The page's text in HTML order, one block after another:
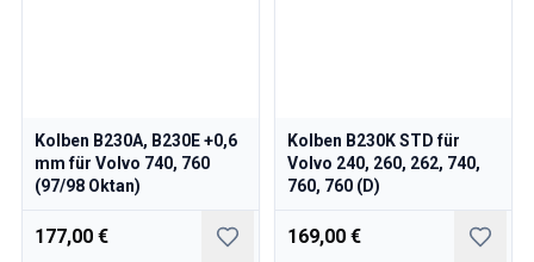
Kolben B230A, B230E +0,6
mm für Volvo 740, 760
(97/98 Oktan)
177,00 €
Kolben B230K STD für
Volvo 240, 260, 262, 740,
760, 760 (D)
169,00 €